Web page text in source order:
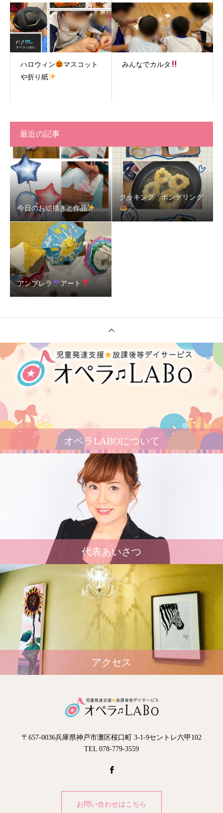
ハロウィン
マスコット
や折り紙
みんなでカルタ
最近の記事
今日のお絵描きと作品
クッキング「ポンデリング
」
アンブレラ アート
オペラLABOについて
代表あいさつ
アクセス
〒657-0036兵庫県神戸市灘区桜口町 3-1-9セントレ六甲102
TEL 078-779-3559
お問い合わせはこちら